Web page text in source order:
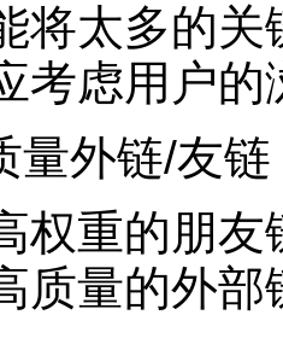
将太多的
考虑用户的
外链/友链
重的朋友
质量的外